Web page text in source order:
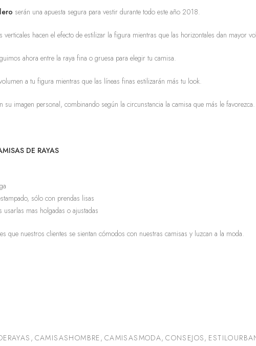
serán una apuesta segura para vestir durante todo este año 2018.
verticales hacen el efecto de estilizar la figura mientras que las horizontales dan mayor
ahora entre la raya fina o gruesa para elegir tu camisa.
a tu figura mientras que las líneas finas estilizarán más tu look.
su imagen personal, combinando según la circunstancia la camisa que más le favorezca.
DE RAYAS
sólo con prendas lisas
mas holgadas o ajustadas
que nuestros clientes se sientan cómodos con nuestras camisas y luzcan a la moda.
, CAMISASHOMBRE, CAMISASMODA,CONSEJOS,